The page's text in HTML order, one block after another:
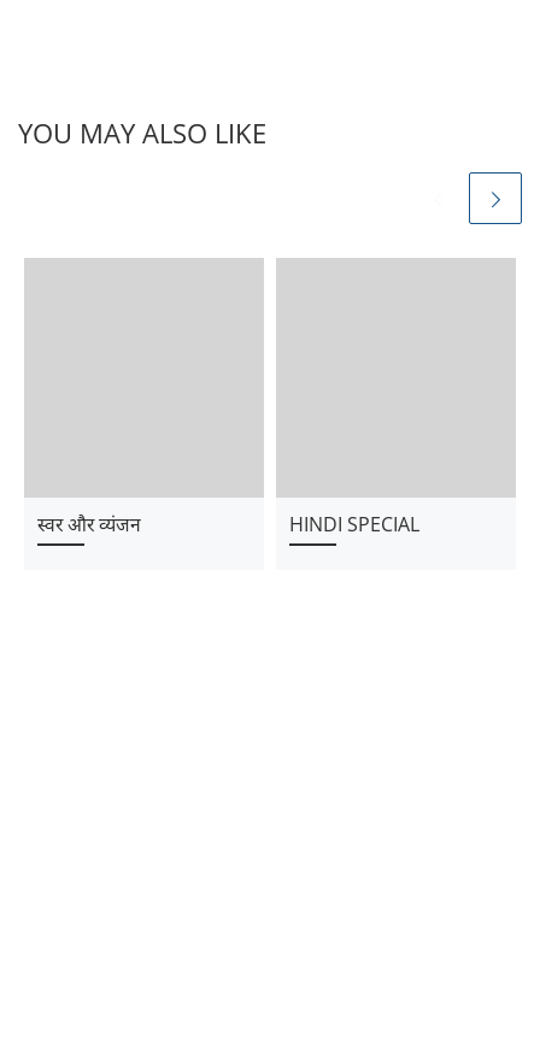
YOU MAY ALSO LIKE
स्वर और व्यंजन HINDI SPECIAL